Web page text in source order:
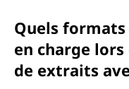
Quels
en charge
de extraits